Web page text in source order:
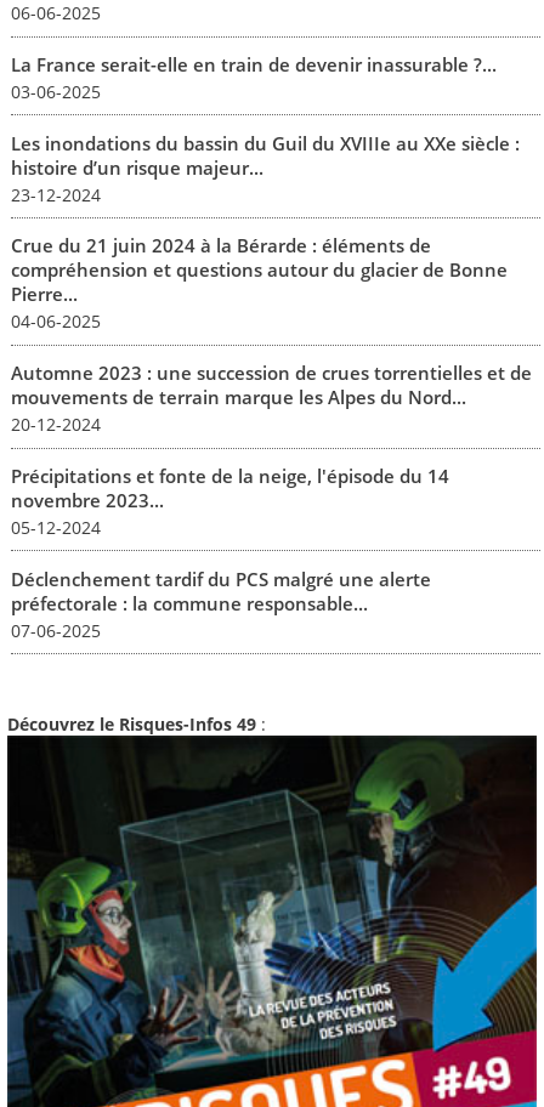
06-06-2025
La France serait-elle en train de devenir inassurable ?...
03-06-2025
Les inondations du bassin du Guil du XVIIIe au XXe siècle :
histoire d’un risque majeur...
23-12-2024
Crue du 21 juin 2024 à la Bérarde : éléments de
compréhension et questions autour du glacier de Bonne
Pierre...
04-06-2025
Automne 2023 : une succession de crues torrentielles et de
mouvements de terrain marque les Alpes du Nord...
20-12-2024
Précipitations et fonte de la neige, l'épisode du 14
novembre 2023...
05-12-2024
Déclenchement tardif du PCS malgré une alerte
préfectorale : la commune responsable...
07-06-2025
Découvrez le Risques-Infos 49 :